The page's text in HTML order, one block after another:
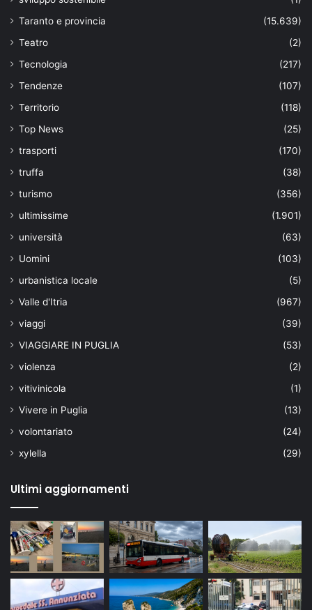
Taranto e provincia
(15.639)
Teatro
(2)
Tecnologia
(217)
Tendenze
(107)
Territorio
(118)
Top News
(25)
trasporti
(170)
truffa
(38)
turismo
(356)
ultimissime
(1.901)
università
(63)
Uomini
(103)
urbanistica locale
(5)
Valle d'Itria
(967)
viaggi
(39)
VIAGGIARE IN PUGLIA
(53)
violenza
(2)
vitivinicola
(1)
Vivere in Puglia
(13)
volontariato
(24)
xylella
(29)
Ultimi aggiornamenti